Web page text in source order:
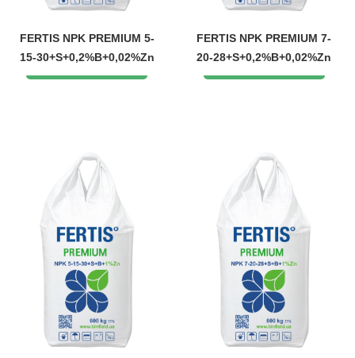
FERTIS NPK PREMIUM 5-
15-30+S+0,2%B+0,02%Zn
FERTIS NPK PREMIUM 7-
20-28+S+0,2%B+0,02%Zn